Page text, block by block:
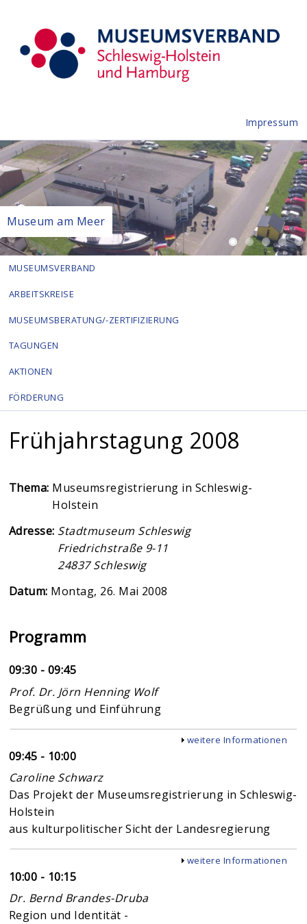
Impressum
Museum am Meer
MUSEUMSVERBAND
ARBEITSKREISE
MUSEUMSBERATUNG/-ZERTIFIZIERUNG
TAGUNGEN
AKTIONEN
FÖRDERUNG
Frühjahrstagung 2008
Thema: Museumsregistrierung in Schleswig-
Holstein
Adresse: Stadtmuseum Schleswig
Friedrichstraße 9-11
24837 Schleswig
Datum: Montag, 26. Mai 2008
Programm
09:30 - 09:45
Prof. Dr. Jörn Henning Wolf
Begrüßung und Einführung
Anzeigen
weitere Informationen
09:45 - 10:00
Caroline Schwarz
Das Projekt der Museumsregistrierung in Schleswig-
Holstein
aus kulturpolitischer Sicht der Landesregierung
Anzeigen
weitere Informationen
10:00 - 10:15
Dr. Bernd Brandes-Druba
Region und Identität -